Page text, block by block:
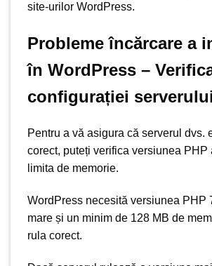
site-urilor WordPress.
Probleme încărcare a
în WordPress –
configurației serverului
Pentru a vă asigura că serverul dvs.
corect, puteți verifica versiunea PHP
limita de memorie.
WordPress necesită versiunea PHP
mare și un minim de 128 MB de
rula corect.